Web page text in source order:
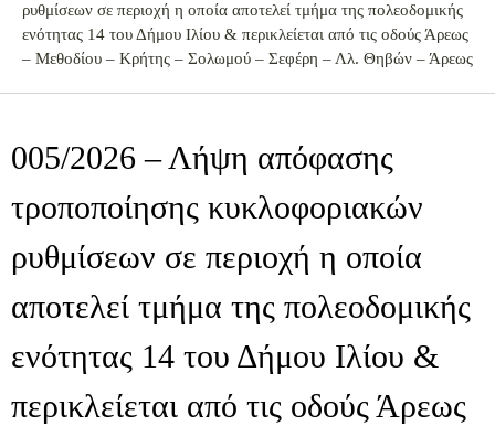
ρυθμίσεων σε περιοχή η οποία αποτελεί τμήμα της πολεοδομικής
ενότητας 14 του Δήμου Ιλίου & περικλείεται από τις οδούς Άρεως
– Μεθοδίου – Κρήτης – Σολωμού – Σεφέρη – Λλ. Θηβών – Άρεως
005/2026 – Λήψη απόφασης
τροποποίησης κυκλοφοριακών
ρυθμίσεων σε περιοχή η οποία
αποτελεί τμήμα της πολεοδομικής
ενότητας 14 του Δήμου Ιλίου &
περικλείεται από τις οδούς Άρεως